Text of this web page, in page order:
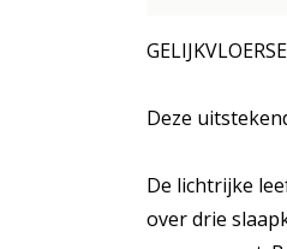
Deze
De lichtrijke
over drie